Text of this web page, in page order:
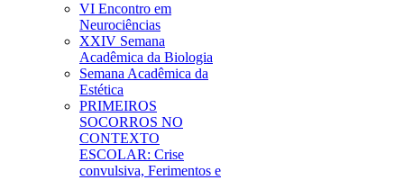
VI Encontro em
Neurociências
XXIV Semana
Acadêmica da Biologia
Semana Acadêmica da
Estética
PRIMEIROS
SOCORROS NO
CONTEXTO
ESCOLAR: Crise
convulsiva, Ferimentos e